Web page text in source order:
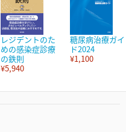
レジデントのた
めの感染症診療
の鉄則
¥5,940
糖尿病治療ガイ
ド2024
¥1,100